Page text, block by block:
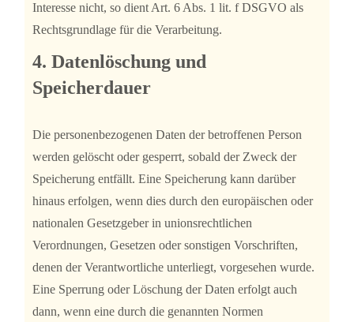
Interesse nicht, so dient Art. 6 Abs. 1 lit. f DSGVO als
Rechtsgrundlage für die Verarbeitung.
4. Datenlöschung und
Speicherdauer
Die personenbezogenen Daten der betroffenen Person
werden gelöscht oder gesperrt, sobald der Zweck der
Speicherung entfällt. Eine Speicherung kann darüber
hinaus erfolgen, wenn dies durch den europäischen oder
nationalen Gesetzgeber in unionsrechtlichen
Verordnungen, Gesetzen oder sonstigen Vorschriften,
denen der Verantwortliche unterliegt, vorgesehen wurde.
Eine Sperrung oder Löschung der Daten erfolgt auch
dann, wenn eine durch die genannten Normen